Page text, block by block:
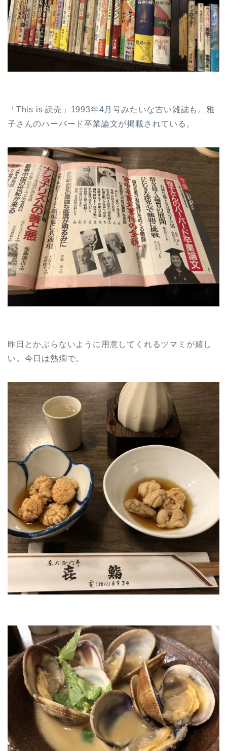
「This is 読売」1993年4月号みたいな古い雑誌も。雅
子さんのハーバード卒業論文が掲載されている。
昨日とかぶらないように用意してくれるツマミが嬉し
い。今日は熱燗で。